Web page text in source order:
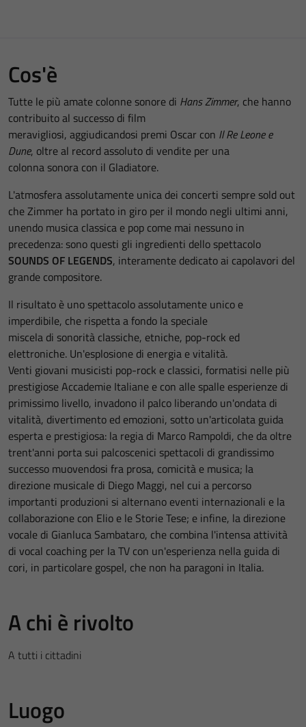
Cos'è
Tutte le più amate colonne sonore di Hans Zimmer, che hanno
contribuito al successo di film
meravigliosi, aggiudicandosi premi Oscar con Il Re Leone e
Dune, oltre al record assoluto di vendite per una
colonna sonora con il Gladiatore.
L'atmosfera assolutamente unica dei concerti sempre sold out
che Zimmer ha portato in giro per il mondo negli ultimi anni,
unendo musica classica e pop come mai nessuno in
precedenza: sono questi gli ingredienti dello spettacolo
SOUNDS OF LEGENDS, interamente dedicato ai capolavori del
grande compositore.
Il risultato è uno spettacolo assolutamente unico e
imperdibile, che rispetta a fondo la speciale
miscela di sonorità classiche, etniche, pop-rock ed
elettroniche. Un'esplosione di energia e vitalità.
Venti giovani musicisti pop-rock e classici, formatisi nelle più
prestigiose Accademie Italiane e con alle spalle esperienze di
primissimo livello, invadono il palco liberando un'ondata di
vitalità, divertimento ed emozioni, sotto un'articolata guida
esperta e prestigiosa: la regia di Marco Rampoldi, che da oltre
trent'anni porta sui palcoscenici spettacoli di grandissimo
successo muovendosi fra prosa, comicità e musica; la
direzione musicale di Diego Maggi, nel cui a percorso
importanti produzioni si alternano eventi internazionali e la
collaborazione con Elio e le Storie Tese; e infine, la direzione
vocale di Gianluca Sambataro, che combina l'intensa attività
di vocal coaching per la TV con un'esperienza nella guida di
cori, in particolare gospel, che non ha paragoni in Italia.
A chi è rivolto
A tutti i cittadini
Luogo